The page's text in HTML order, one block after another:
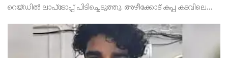
റെയ്ഡിൽ ലാപ്ടോപ്പ് പിടിച്ചെടുത്തു. അഴീക്കോട് കപ്പ കടവിലെ